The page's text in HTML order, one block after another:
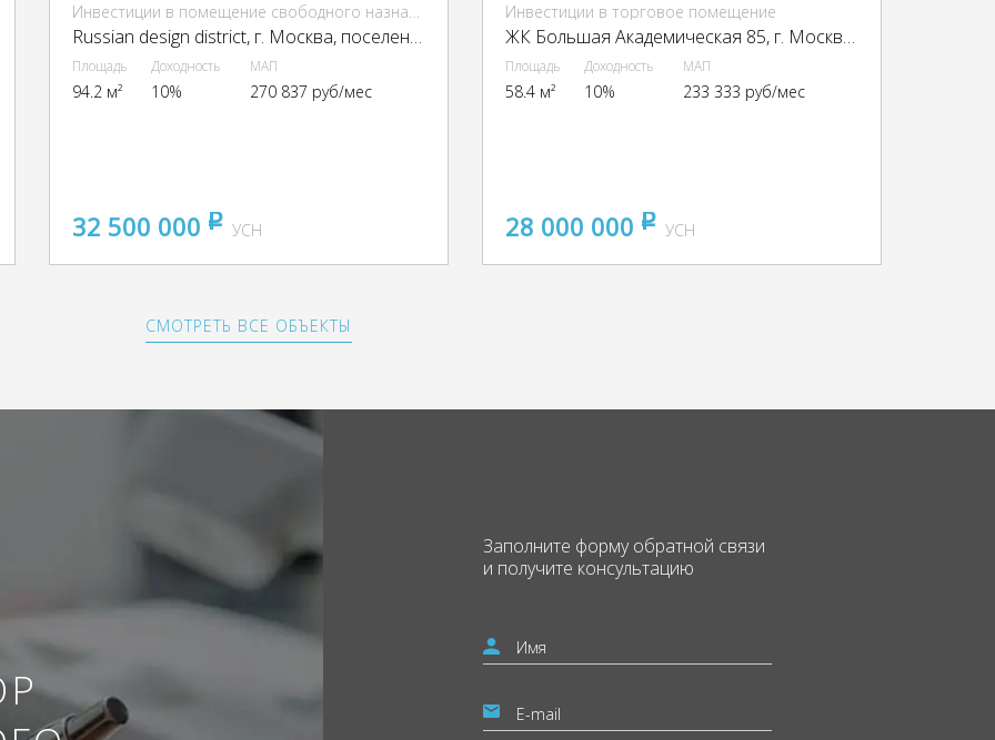
Инвестиции в помещение свободного назначения (ПСН)
Russian design district, г. Москва, поселение Десеновское, посёлок Ватутинки, 1-я Ватутинская ул.
Площадь
94.2 м²
Доходность
10%
МАП
270 837 руб/мес
32 500 000 pуб
УСН
Инвестиции в торговое помещение
ЖК Большая Академическая 85, г. Москва, Бол. Академическая ул., 85к1
Площадь
58.4 м²
Доходность
10%
МАП
233 333 руб/мес
28 000 000 pуб
УСН
СМОТРЕТЬ ВСЕ ОБЪЕКТЫ
Заполните формуобратной связи
и получите консультацию